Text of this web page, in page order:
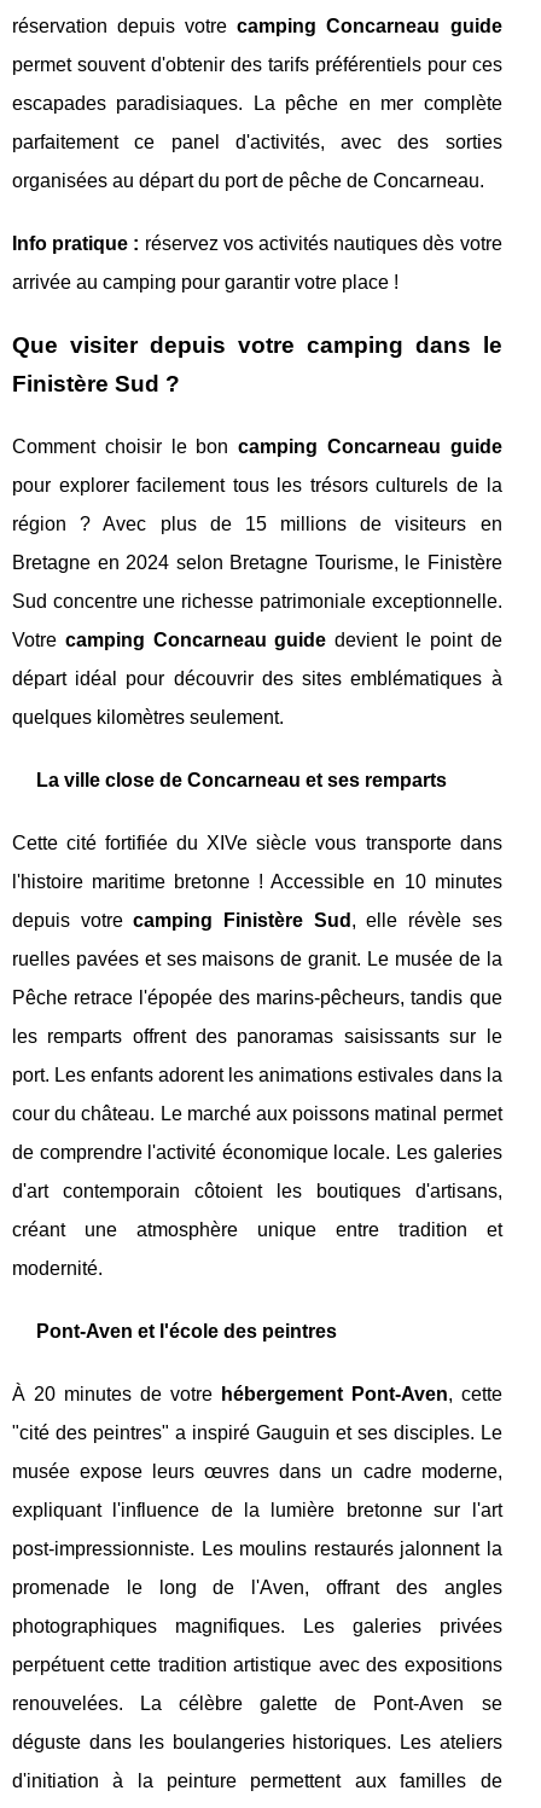
réservation depuis votrecamping Concarneau guide
permet souvent d'obtenir des tarifs préférentiels pour ces
escapades paradisiaques. La pêche en mer complète
parfaitement ce panel d'activités, avec des sorties
organisées au départ du port de pêche de Concarneau.
Info pratique : réservez vos activités nautiques dès votre
arrivée au camping pour garantir votre place !
Que visiter depuis votre camping dans le
Finistère Sud ?
Comment choisir le boncamping Concarneau guide
pour explorer facilement tous les trésors culturels de la
région ? Avec plus de 15 millions de visiteurs en
Bretagne en 2024 selon Bretagne Tourisme, le Finistère
Sud concentre une richesse patrimoniale exceptionnelle.
Votre camping Concarneau guide devient le point de
départ idéal pour découvrir des sites emblématiques à
quelques kilomètres seulement.
La ville close de Concarneau et ses remparts
Cette cité fortifiée du XIVe siècle vous transporte dans
l'histoire maritime bretonne ! Accessible en 10 minutes
depuis votrecamping Finistère Sud , elle révèle ses
ruelles pavées et ses maisons de granit. Le musée de la
Pêche retrace l'épopée des marins-pêcheurs, tandis que
les remparts offrent des panoramas saisissants sur le
port. Les enfants adorent les animations estivales dans la
cour du château. Le marché aux poissons matinal permet
de comprendre l'activité économique locale. Les galeries
d'art contemporain côtoient les boutiques d'artisans,
créant une atmosphère unique entre tradition et
modernité.
Pont-Aven et l'école des peintres
À 20 minutes de votre hébergement Pont-Aven, cette
"cité des peintres" a inspiré Gauguin et ses disciples. Le
musée expose leurs œuvres dans un cadre moderne,
expliquant l'influence de la lumière bretonne sur l'art
post-impressionniste. Les moulins restaurés jalonnent la
promenade le long de l'Aven, offrant des angles
photographiques magnifiques. Les galeries privées
perpétuent cette tradition artistique avec des expositions
renouvelées. La célèbre galette de Pont-Aven se
déguste dans les boulangeries historiques. Les ateliers
d'initiation à la peinture permettent aux familles de